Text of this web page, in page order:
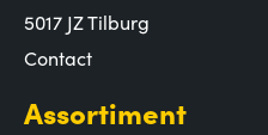
5017 JZ Tilburg
Contact
Assortiment